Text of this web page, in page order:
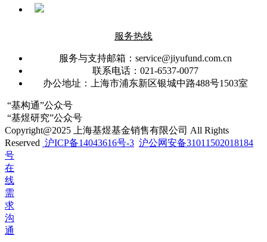
服务热线
服务与支持邮箱：service@jiyufund.com.cn
联系电话：021-6537-0077
办公地址：上海市浦东新区银城中路488号1503室
“基构通”公众号
“基煜研究”公众号
Copyright@2025 上海基煜基金销售有限公司 All Rights
Reserved 沪ICP备14043616号-3 沪公网安备31011502018184
号
在
线
需
求
沟
通